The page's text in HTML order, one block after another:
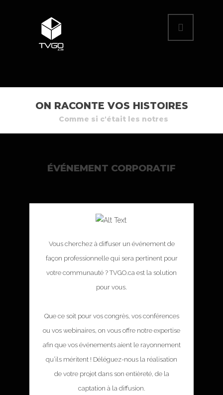
ON RACONTE VOS HISTOIRES
Comme si c'était les notres
ÉVÉNEMENT CORPORATIF
Vous cherchez à diffuser un événement de
façon professionnelle qui sera pertinent pour
votre communauté ? TVGO.ca est la solution
pour vous.
Que ce soit pour vos congrès, vos conférences
ou vos webinaires, on vous offre notre expertise
afin que vos événements aient le rayonnement
qu’ils méritent ! Déléguez-nous la réalisation
de votre projet dans son entièreté, de la
captation à la diffusion.